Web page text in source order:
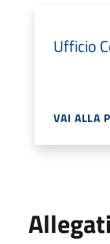
Ufficio
VAI ALLA
Allegati